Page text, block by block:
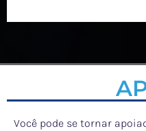
Você pode se tornar